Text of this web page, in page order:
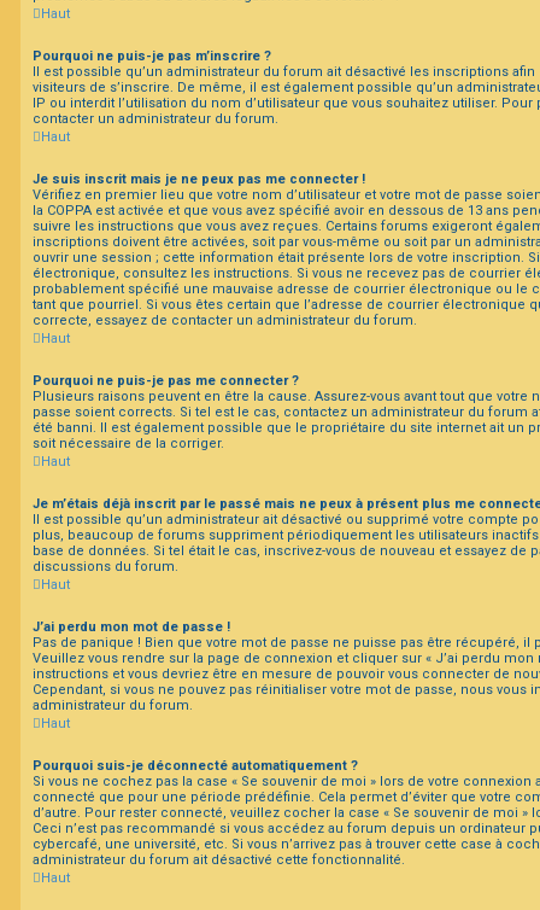
Haut
Pourquoi ne puis-je pas m’inscrire ?
Il est possible qu’un administrateur du forum ait désactivé les inscriptions afin
visiteurs de s’inscrire. De même, il est également possible qu’un
IP ou interdit l’utilisation du nom d’utilisateur que vous souhaitez utiliser.
contacter un administrateur du forum.
Haut
Je suis inscrit mais je ne peux pas me connecter !
Vérifiez en premier lieu que votre nom d’utilisateur et votre mot de passe
la COPPA est activée et que vous avez spécifié avoir en dessous de 13 ans
suivre les instructions que vous avez reçues. Certains forums exigeront
inscriptions doivent être activées, soit par vous-même ou soit par un
ouvrir une session ; cette information était présente lors de votre inscription.
électronique, consultez les instructions. Si vous ne recevez pas de courrier
probablement spécifié une mauvaise adresse de courrier électronique ou le
tant que pourriel. Si vous êtes certain que l’adresse de courrier électronique
correcte, essayez de contacter un administrateur du forum.
Haut
Pourquoi ne puis-je pas me connecter ?
Plusieurs raisons peuvent en être la cause. Assurez-vous avant tout que votre
passe soient corrects. Si tel est le cas, contactez un administrateur du forum
été banni. Il est également possible que le propriétaire du site internet ait un
soit nécessaire de la corriger.
Haut
Je m’étais déjà inscrit par le passé mais ne peux à présent plus me
Il est possible qu’un administrateur ait désactivé ou supprimé votre compte
plus, beaucoup de forums suppriment périodiquement les utilisateurs
base de données. Si tel était le cas, inscrivez-vous de nouveau et essayez de
discussions du forum.
Haut
J’ai perdu mon mot de passe !
Pas de panique ! Bien que votre mot de passe ne puisse pas être récupéré,
Veuillez vous rendre sur la page de connexion et cliquer sur « J’ai perdu mon
instructions et vous devriez être en mesure de pouvoir vous connecter de
Cependant, si vous ne pouvez pas réinitialiser votre mot de passe, nous vous
administrateur du forum.
Haut
Pourquoi suis-je déconnecté automatiquement ?
Si vous ne cochez pas la case « Se souvenir de moi » lors de votre connexion
connecté que pour une période prédéfinie. Cela permet d’éviter que votre
d’autre. Pour rester connecté, veuillez cocher la case « Se souvenir de moi »
Ceci n’est pas recommandé si vous accédez au forum depuis un ordinateur
cybercafé, une université, etc. Si vous n’arrivez pas à trouver cette case à
administrateur du forum ait désactivé cette fonctionnalité.
Haut